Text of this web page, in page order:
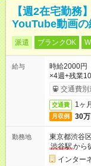
【週2在宅勤務
YouTube動画
派遣 ブランクOK
給与
時給2000円
×4週+残業
交通費別
交通費 1ヶ
月収例 30
勤務地
東京都渋谷区
渋谷駅から
インター